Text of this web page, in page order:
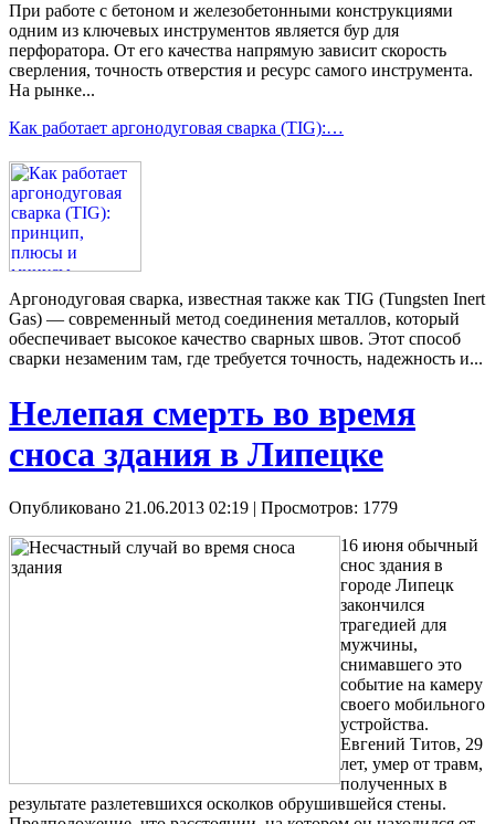
При работе с бетоном и железобетонными конструкциями
одним из ключевых инструментов является бур для
перфоратора. От его качества напрямую зависит скорость
сверления, точность отверстия и ресурс самого инструмента.
На рынке...
Как работает аргонодуговая сварка (TIG):…
Аргонодуговая сварка, известная также как TIG (Tungsten Inert
Gas) — современный метод соединения металлов, который
обеспечивает высокое качество сварных швов. Этот способ
сварки незаменим там, где требуется точность, надежность и...
Нелепая смерть во время
сноса здания в Липецке
Опубликовано 21.06.2013 02:19 | Просмотров: 1779
16 июня обычный
снос здания в
городе Липецк
закончился
трагедией для
мужчины,
снимавшего это
событие на камеру
своего мобильного
устройства.
Евгений Титов, 29
лет, умер от травм,
полученных в
результате разлетевшихся осколков обрушившейся стены.